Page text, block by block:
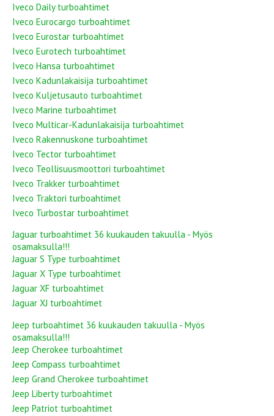
Iveco Daily turboahtimet
Iveco Eurocargo turboahtimet
Iveco Eurostar turboahtimet
Iveco Eurotech turboahtimet
Iveco Hansa turboahtimet
Iveco Kadunlakaisija turboahtimet
Iveco Kuljetusauto turboahtimet
Iveco Marine turboahtimet
Iveco Multicar-Kadunlakaisija turboahtimet
Iveco Rakennuskone turboahtimet
Iveco Tector turboahtimet
Iveco Teollisuusmoottori turboahtimet
Iveco Trakker turboahtimet
Iveco Traktori turboahtimet
Iveco Turbostar turboahtimet
Jaguar turboahtimet 36 kuukauden takuulla - Myös
osamaksulla!!!
Jaguar S Type turboahtimet
Jaguar X Type turboahtimet
Jaguar XF turboahtimet
Jaguar XJ turboahtimet
Jeep turboahtimet 36 kuukauden takuulla - Myös
osamaksulla!!!
Jeep Cherokee turboahtimet
Jeep Compass turboahtimet
Jeep Grand Cherokee turboahtimet
Jeep Liberty turboahtimet
Jeep Patriot turboahtimet